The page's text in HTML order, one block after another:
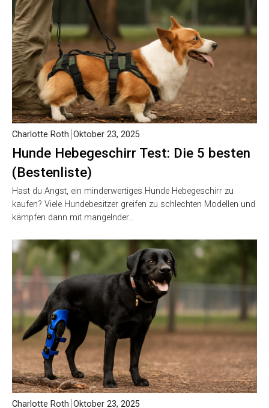
Hunde Hebegeschirr Test: Die 5 besten
(Bestenliste)
Charlotte Roth Oktober 23, 2025
Hast du Angst, ein minderwertiges Hunde Hebegeschirr zu
kaufen? Viele Hundebesitzer greifen zu schlechten Modellen und
kämpfen dann mit mangelnder…
Charlotte Roth Oktober 23, 2025